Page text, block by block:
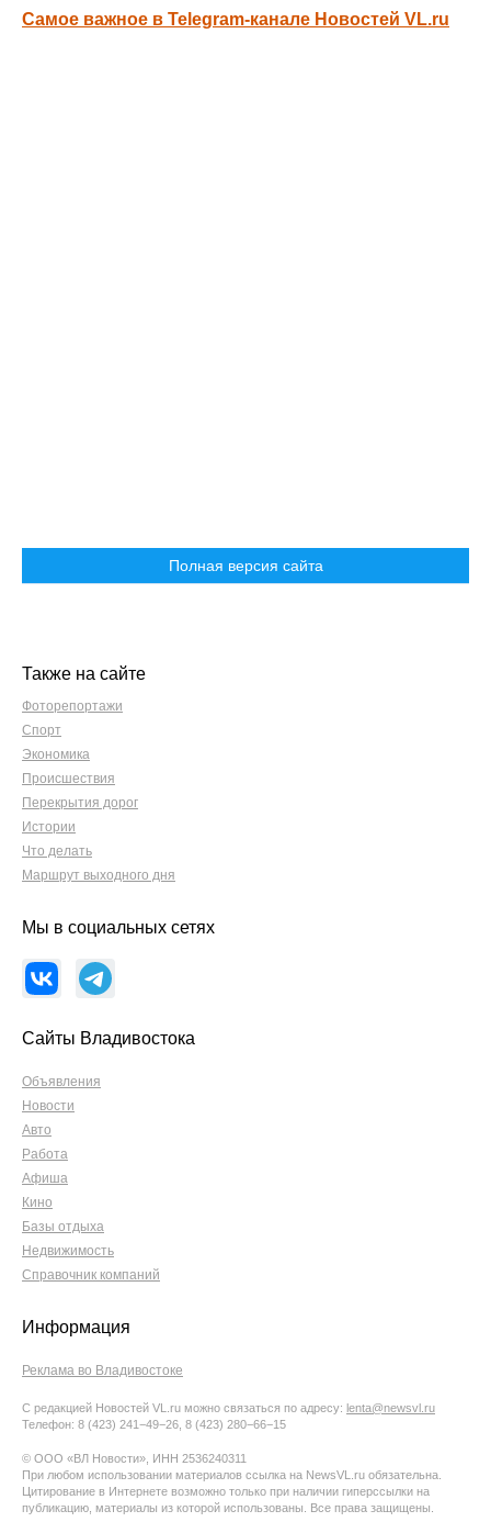
Самое важное в Telegram-канале Новостей VL.ru
Полная версия сайта
Также на сайте
Фоторепортажи
Спорт
Экономика
Происшествия
Перекрытия дорог
Истории
Что делать
Маршрут выходного дня
Мы в социальных сетях
Сайты Владивостока
Объявления
Новости
Авто
Работа
Афиша
Кино
Базы отдыха
Недвижимость
Справочник компаний
Информация
Реклама во Владивостоке
С редакцией Новостей VL.ru можно связаться по адресу: lenta@newsvl.ru
Телефон: 8 (423) 241−49−26, 8 (423) 280−66−15
© ООО «ВЛ Новости», ИНН 2536240311
При любом использовании материалов ссылка на NewsVL.ru обязательна.
Цитирование в Интернете возможно только при наличии гиперссылки на
публикацию, материалы из которой использованы. Все права защищены.